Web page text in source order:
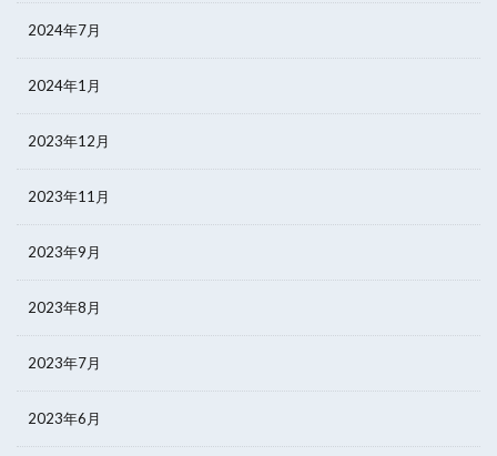
2024年7月
2024年1月
2023年12月
2023年11月
2023年9月
2023年8月
2023年7月
2023年6月